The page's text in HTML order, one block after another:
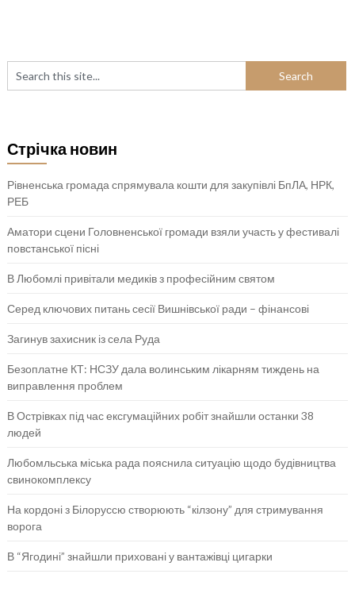
Стрічка новин
Рівненська громада спрямувала кошти для закупівлі БпЛА, НРК,
РЕБ
Аматори сцени Головненської громади взяли участь у фестивалі
повстанської пісні
В Любомлі привітали медиків з професійним святом
Серед ключових питань сесії Вишнівської ради – фінансові
Загинув захисник із села Руда
Безоплатне КТ: НСЗУ дала волинським лікарням тиждень на
виправлення проблем
В Острівках під час ексгумаційних робіт знайшли останки 38
людей
Любомльська міська рада пояснила ситуацію щодо будівництва
свинокомплексу
На кордоні з Білоруссю створюють “кілзону” для стримування
ворога
В “Ягодині” знайшли приховані у вантажівці цигарки